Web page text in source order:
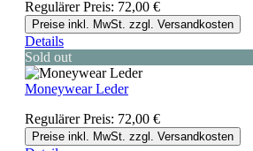
Regulärer Preis: 72,00 €
Preise inkl. MwSt. zzgl. Versandkosten
Details
Sold out
Moneywear Leder
Regulärer Preis: 72,00 €
Preise inkl. MwSt. zzgl. Versandkosten